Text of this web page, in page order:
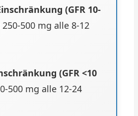
(GFR 10-
250-500 mg alle 8-12
(GFR <10
500 mg alle 12-24